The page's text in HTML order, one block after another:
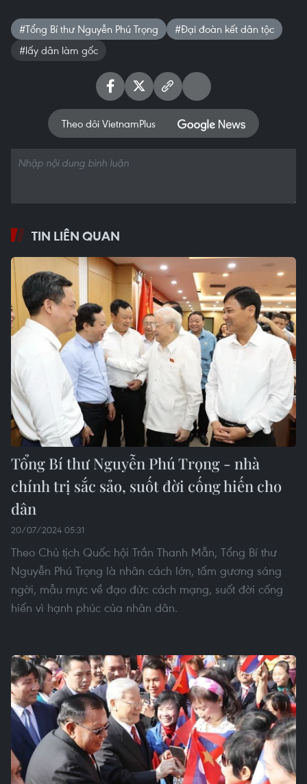
#Tổng Bí thư Nguyễn Phú Trọng
#Đại đoàn kết dân tộc
#lấy dân làm gốc
Theo dõi VietnamPlus
TIN LIÊN QUAN
Tổng Bí thư Nguyễn Phú Trọng - nhà
chính trị sắc sảo, suốt đời cống hiến cho
dân
20/07/2024 05:31
Theo Chủ tịch Quốc hội Trần Thanh Mẫn, Tổng Bí thư
Nguyễn Phú Trọng là nhân cách lớn, tấm gương sáng
ngời, mẫu mực về đạo đức cách mạng, suốt đời cống
hiến vì hạnh phúc của nhân dân.